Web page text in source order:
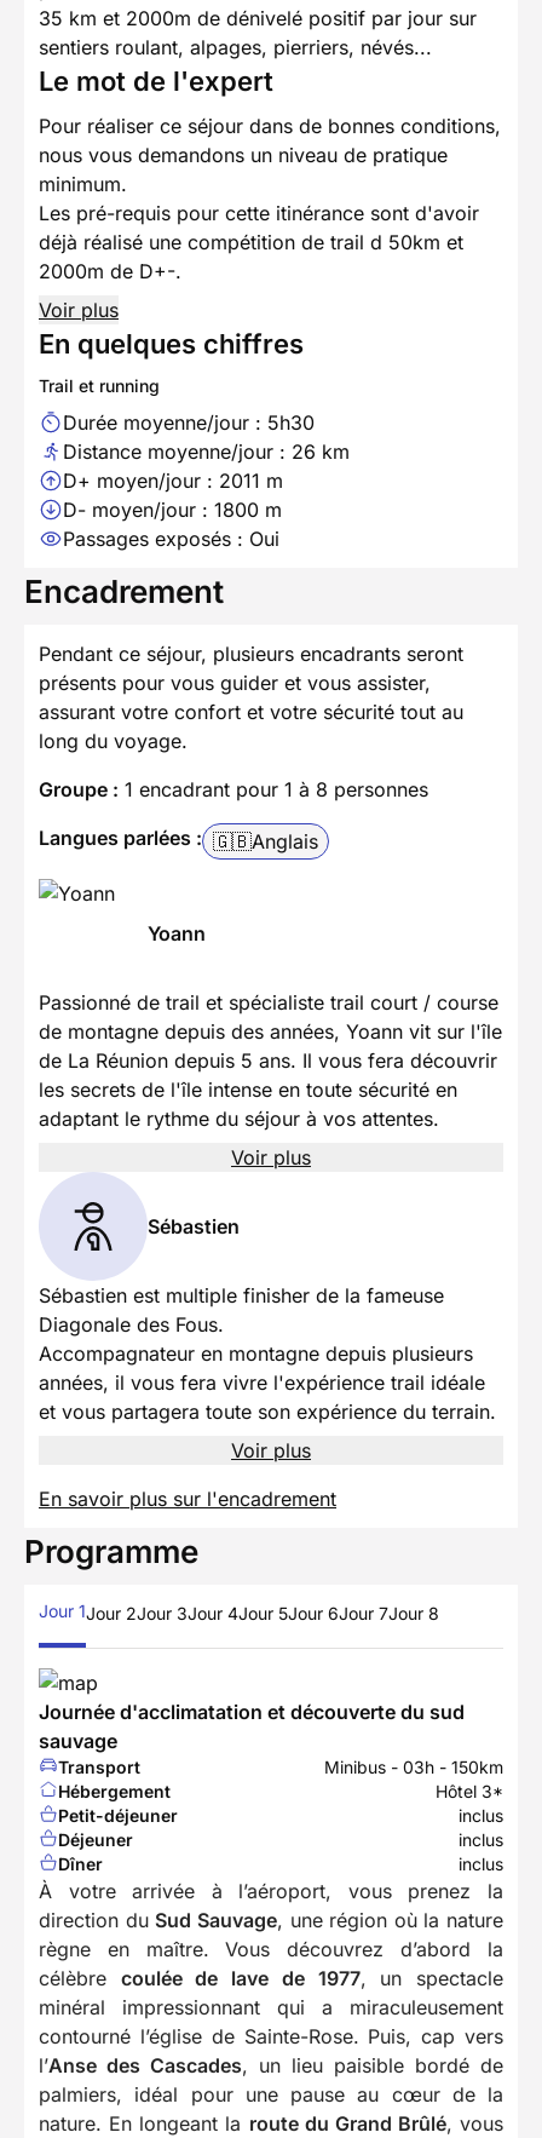
35 km et 2000m de dénivelé positif par jour sur
sentiers roulant, alpages, pierriers, névés...
Le mot de l'expert
Pour réaliser ce séjour dans de bonnes conditions,
nous vous demandons un niveau de pratique
minimum.
Les pré-requis pour cette itinérance sont d'avoir
déjà réalisé une compétition de trail d 50km et
2000m de D+-.
Voir plus
En quelques chiffres
Trail et running
Durée moyenne/jour : 5h30
Distance moyenne/jour : 26 km
D+ moyen/jour : 2011 m
D- moyen/jour : 1800 m
Passages exposés : Oui
Encadrement
Pendant ce séjour, plusieurs encadrants seront
présents pour vous guider et vous assister,
assurant votre confort et votre sécurité tout au
long du voyage.
Groupe : 1 encadrant pour 1 à 8 personnes
Langues parlées : 🇬🇧Anglais
Yoann
Passionné de trail et spécialiste trail court / course
de montagne depuis des années, Yoann vit sur l'île
de La Réunion depuis 5 ans. Il vous fera découvrir
les secrets de l'île intense en toute sécurité en
adaptant le rythme du séjour à vos attentes.
Voir plus
Sébastien
Sébastien est multiple finisher de la fameuse
Diagonale des Fous.
Accompagnateur en montagne depuis plusieurs
années, il vous fera vivre l'expérience trail idéale
et vous partagera toute son expérience du terrain.
Voir plus
En savoir plus sur l'encadrement
Programme
Jour 1Jour 2Jour 3Jour 4Jour 5Jour 6Jour 7Jour 8
Journée d'acclimatation et découverte du sud
sauvage
Transport
Minibus - 03h - 150km
Hébergement
Hôtel 3*
Petit-déjeuner
inclus
Déjeuner
inclus
Dîner
inclus
À votre arrivée à l’aéroport, vous prenez la
direction du Sud Sauvage, une région où la nature
règne en maître. Vous découvrez d’abord la
célèbre coulée de lave de 1977, un spectacle
minéral impressionnant qui a miraculeusement
contourné l’église de Sainte-Rose. Puis, cap vers
l’Anse des Cascades, un lieu paisible bordé de
palmiers, idéal pour une pause au cœur de la
nature. En longeant la route du Grand Brûlé, vous